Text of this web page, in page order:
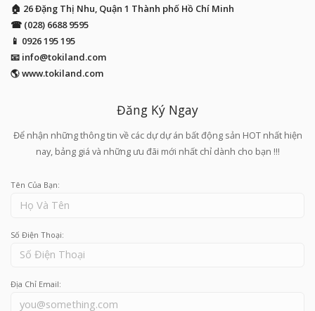
🏠 26 Đặng Thị Nhu, Quận 1 Thành phố Hồ Chí Minh
☎ (028) 6688 9595
📱 0926 195 195
📧 info@tokiland.com
🌎 www.tokiland.com
Đăng Ký Ngay
Để nhận những thông tin về các dự dự án bất động sản HOT nhất hiện
nay, bảng giá và những ưu đãi mới nhất chỉ dành cho bạn !!!
Tên Của Bạn:
Số Điện Thoại:
Địa Chỉ Email: